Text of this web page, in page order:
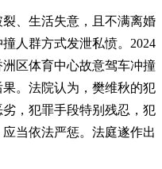
、生活失意，且不满离婚
人群方式发泄私愤。2024
区体育中心故意驾车冲撞
。法院认为，樊维秋的犯
，犯罪手段特别残忍，犯
当依法严惩。法庭遂作出